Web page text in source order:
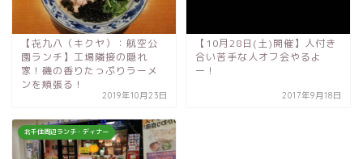
【㐂九八（キクヤ）：航空公
園ランチ】工場隣接の隠れ
家！磯の香りたっぷりラーメ
ンを頬張る！
2019年10月23日
【10月28日(土)開催】人付き
合い苦手な人オフ会やるよ
ー！
2017年9月18日
北千住周辺ランチ・ディナー